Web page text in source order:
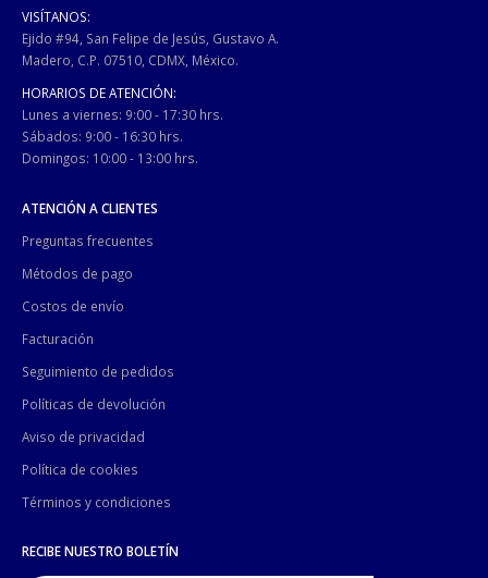
VISÍTANOS:
Ejido #94, San Felipe de Jesús, Gustavo A.
Madero, C.P. 07510, CDMX, México.
HORARIOS DE ATENCIÓN:
Lunes a viernes: 9:00 - 17:30 hrs.
Sábados: 9:00 - 16:30 hrs.
Domingos: 10:00 - 13:00 hrs.
ATENCIÓN A CLIENTES
Preguntas frecuentes
Métodos de pago
Costos de envío
Facturación
Seguimiento de pedidos
Políticas de devolución
Aviso de privacidad
Política de cookies
Términos y condiciones
RECIBE NUESTRO BOLETÍN